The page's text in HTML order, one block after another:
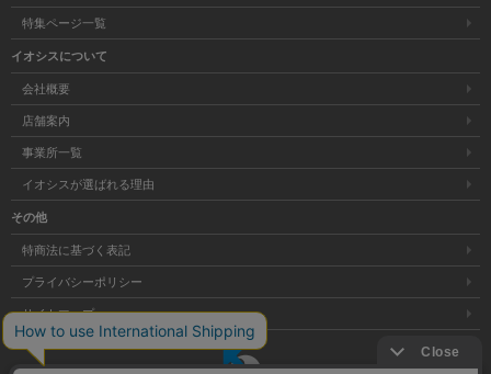
特集ページ一覧
イオシスについて
会社概要
店舗案内
事業所一覧
イオシスが選ばれる理由
その他
特商法に基づく表記
プライバシーポリシー
サイトマップ